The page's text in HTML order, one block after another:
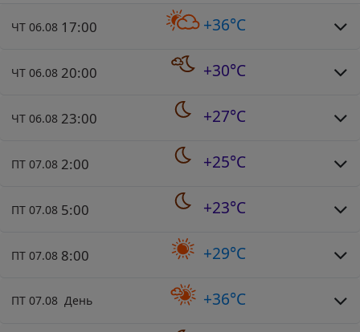
ЧТ 06.08 17:00 +36°C
ЧТ 06.08 20:00 +30°C
ЧТ 06.08 23:00 +27°C
ПТ 07.08 2:00 +25°C
ПТ 07.08 5:00 +23°C
ПТ 07.08 8:00 +29°C
ПТ 07.08 День +36°C